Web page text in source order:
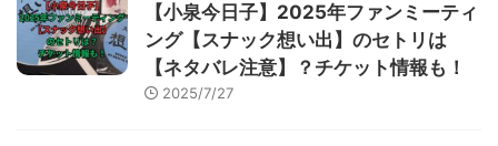
【小泉今日子】2025年ファンミーティ
ング【スナック想い出】のセトリは
【ネタバレ注意】？チケット情報も！
2025/7/27